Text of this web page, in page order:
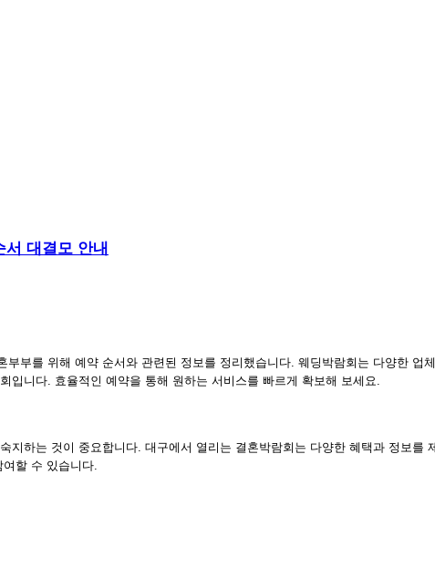
대결모 안내
부부를 위해 예약 순서와 관련된 정보를 정리했습니다. 웨딩박람회는 다양한 업
입니다. 효율적인 예약을 통해 원하는 서비스를 빠르게 확보해 보세요.
지하는 것이 중요합니다. 대구에서 열리는 결혼박람회는 다양한 혜택과 정보를
할 수 있습니다.